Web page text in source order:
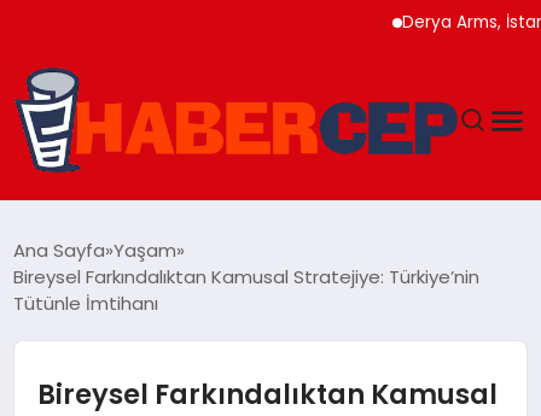
Derya Arms,
GÜNDEM
Ana Sayfa Yaşam
Bireysel Farkındalıktan Kamusal Stratejiye: Türkiye’nin
Tütünle İmtihanı
Bireysel Farkındalıktan Kamusal